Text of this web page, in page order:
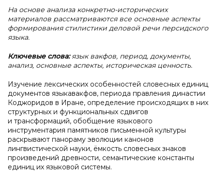
На основе анализа конкретно-исторических
материалов рассматриваются все основные аспекты
формирования стилистики деловой речи персидского
языка.
Ключевые слова: язык вакфов, период, документы,
анализ, основные аспекты, историческая ценность.
Изучение лексических особенностей словесных единиц
документов языкавакфов, периода правления династии
Коджоридов в Иране, определение происходящих в них
структурных и функциональных сдвигов
и трансформаций, обобщение языкового
инструментария памятников письменной культуры
раскрывают панораму эволюции канонов
лингвистической науки, ёмкость словесных знаков
произведений древности, семантические константы
единиц их языковой системы.